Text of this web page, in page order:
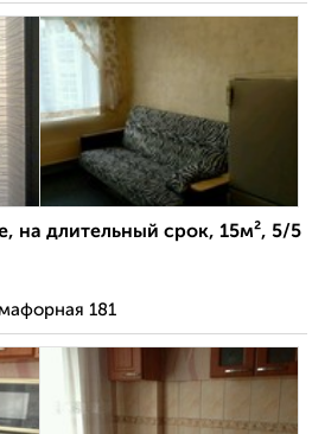
на длительный срок, 15м², 5/5
181